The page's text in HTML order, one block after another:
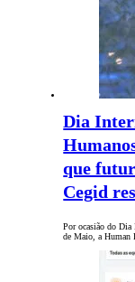
Dia
que
Cegid
Por ocasião do Dia
de Maio, a Human